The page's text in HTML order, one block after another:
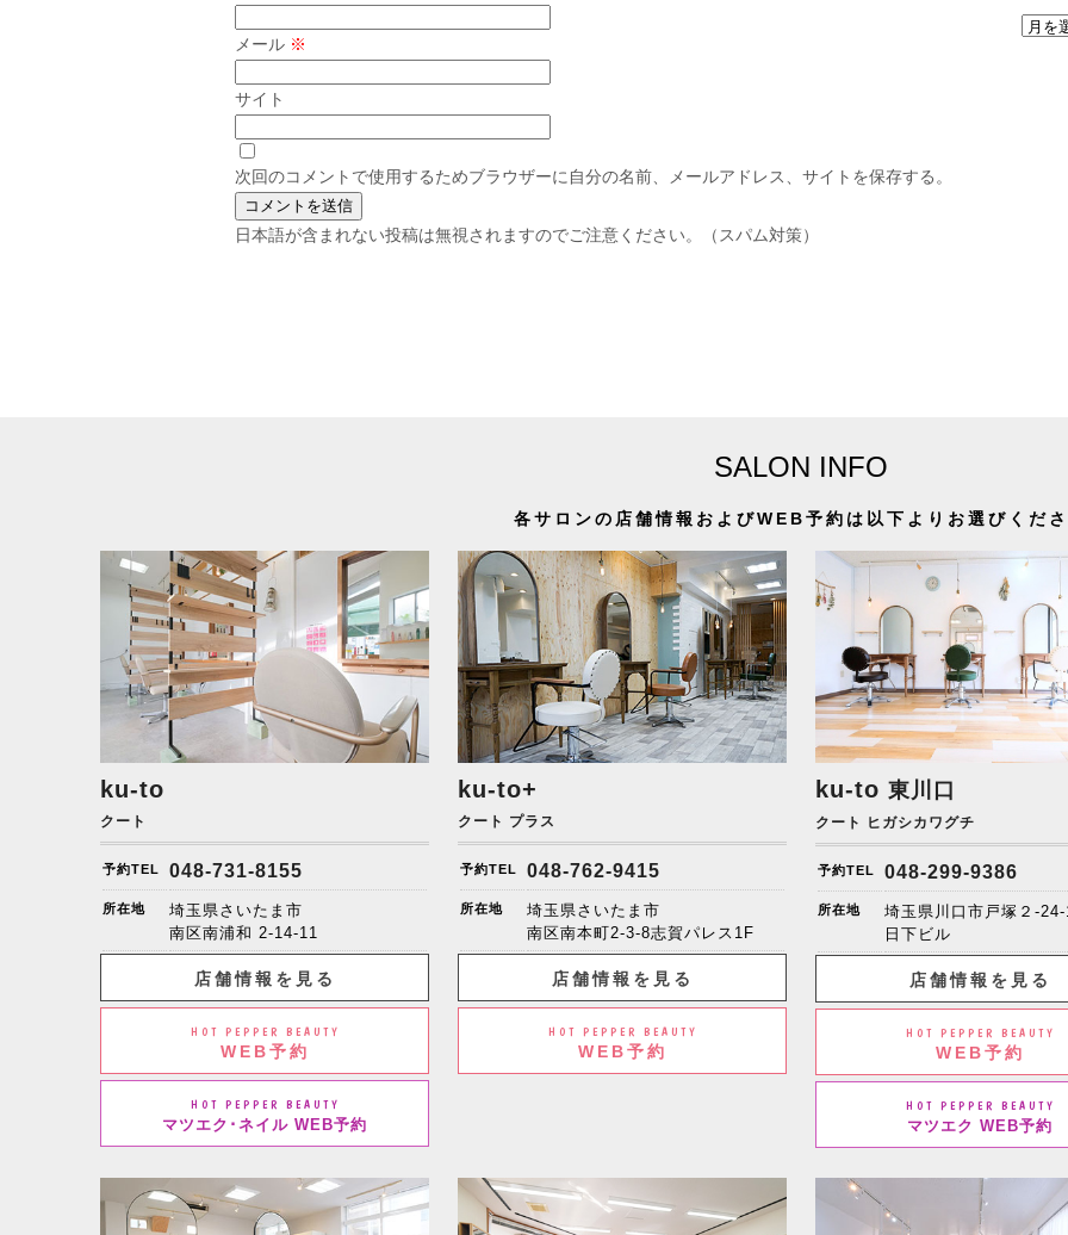
メール ※
サイト
次回のコメントで使用するためブラウザーに自分の名前、メールアドレス、サイトを保存する。
日本語が含まれない投稿は無視されますのでご注意ください。（スパム対策）
SALON INFO
各サロンの店舗情報およびWEB予約は以下よりお選びくだ
ku-to
クート
予約TEL 048-731-8155
所在地
埼玉県さいたま市
南区南浦和 2-14-11
店舗情報を見る
HOT PEPPER BEAUTY
WEB予約
HOT PEPPER BEAUTY
マツエク･ネイル WEB予約
ku-to+
クート プラス
予約TEL 048-762-9415
所在地
埼玉県さいたま市
南区南本町2-3-8志賀パレス1F
店舗情報を見る
HOT PEPPER BEAUTY
WEB予約
ku-to 東川口
クート ヒガシカワグチ
予約TEL 048-299-9386
所在地
埼玉県川口市戸塚２-
日下ビル
店舗情報を見る
HOT PEPPER BEAUTY
WEB予約
HOT PEPPER BEAUTY
マツエク WEB予約